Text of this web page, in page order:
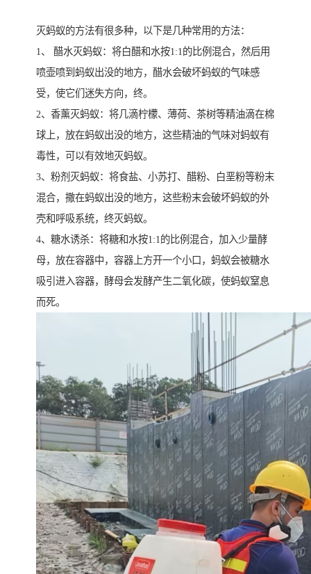
灭蚂蚁的方法有很多种，以下是几种常用的方法：
1、 醋水灭蚂蚁：将白醋和水按1:1的比例混合，然后用
喷壶喷到蚂蚁出没的地方，醋水会破坏蚂蚁的气味感
受，使它们迷失方向，终。
2、香薰灭蚂蚁：将几滴柠檬、薄荷、茶树等精油滴在棉
球上，放在蚂蚁出没的地方，这些精油的气味对蚂蚁有
毒性，可以有效地灭蚂蚁。
3、粉剂灭蚂蚁：将食盐、小苏打、醋粉、白垩粉等粉末
混合，撒在蚂蚁出没的地方，这些粉末会破坏蚂蚁的外
壳和呼吸系统，终灭蚂蚁。
4、糖水诱杀：将糖和水按1:1的比例混合，加入少量酵
母，放在容器中，容器上方开一个小口，蚂蚁会被糖水
吸引进入容器，酵母会发酵产生二氧化碳，使蚂蚁窒息
而死。